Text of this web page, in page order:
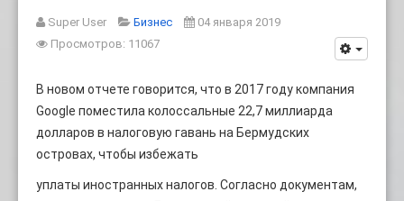
Super User Бизнес
04 января 2019
Просмотров: 11067
В новом отчете говорится, что в 2017 году компания
Google поместила колоссальные 22,7 миллиарда
долларов в налоговую гавань на Бермудских
островах, чтобы избежать
уплаты иностранных налогов. Согласно документам,